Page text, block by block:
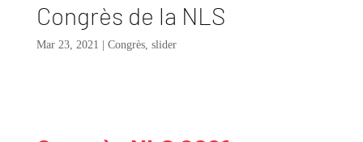
Congrès de la NLS
Mar 23, 2021 Congrès, slider